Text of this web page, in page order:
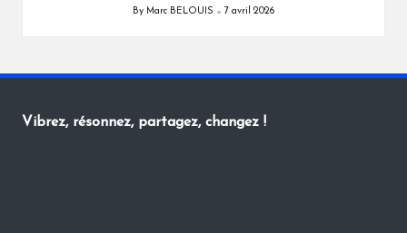
Posted
By Marc BELOUIS 7 avril 2026
Vibrez, résonnez, partagez, changez !